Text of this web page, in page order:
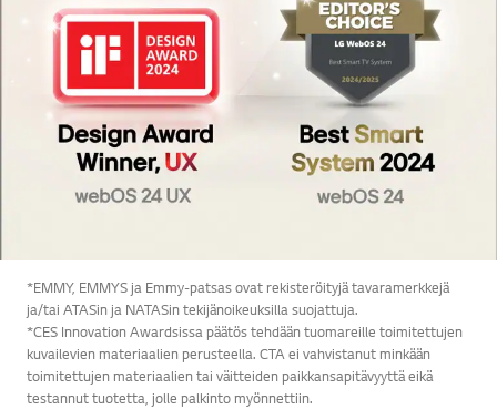
*EMMY, EMMYS ja Emmy-patsas ovat rekisteröityjä tavaramerkkejä
ja/tai ATASin ja NATASin tekijänoikeuksilla suojattuja.
*CES Innovation Awardsissa päätös tehdään tuomareille toimitettujen
kuvailevien materiaalien perusteella. CTA ei vahvistanut minkään
toimitettujen materiaalien tai väitteiden paikkansapitävyyttä eikä
testannut tuotetta, jolle palkinto myönnettiin.